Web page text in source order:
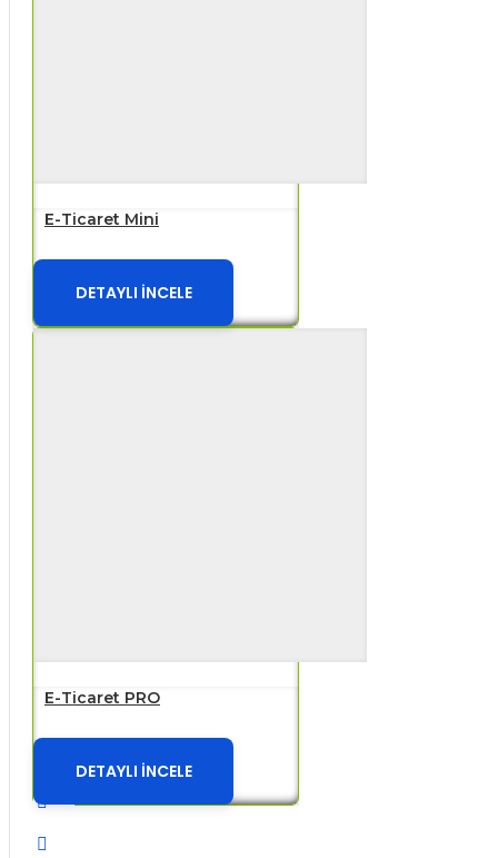
E-Ticaret Mini
DETAYLI İNCELE
E-Ticaret PRO
DETAYLI İNCELE